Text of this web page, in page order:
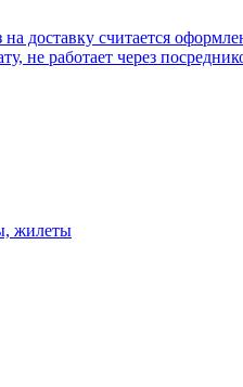
доставку считается
не работает через
жилеты